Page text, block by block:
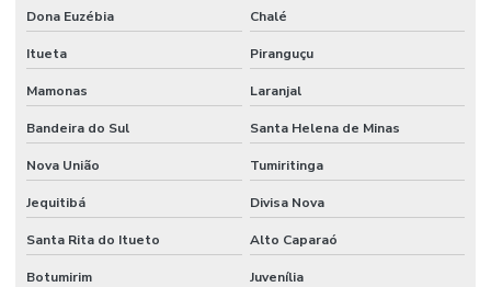
Dona Euzébia Chalé
Itueta Piranguçu
Mamonas Laranjal
Bandeira do Sul Santa Helena de Minas
Nova União Tumiritinga
Jequitibá Divisa Nova
Santa Rita do Itueto Alto Caparaó
Botumirim Juvenília